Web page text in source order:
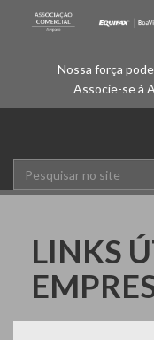
Nossa força
Associe-se à
LINKS